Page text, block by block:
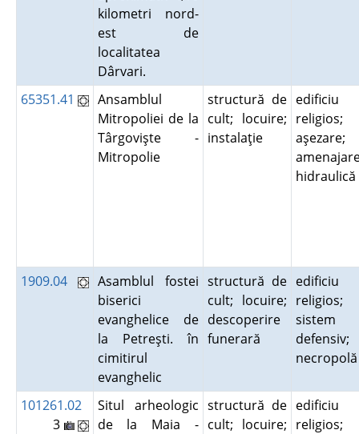
kilometri nord-
est de
localitatea
Dârvari.
65351.41
Ansamblul
Mitropoliei de la
Târgovişte -
Mitropolie
structură de
cult; locuire;
instalaţie
edificiu
religios;
aşezare;
1909.04
Asamblul fostei
biserici
evanghelice de
la Petreşti. în
cimitirul
evanghelic
structură de
cult; locuire;
descoperire
funerară
edificiu
religios;
sistem
defensiv;
101261.02
3
Situl arheologic
de la Maia -
structură de
cult; locuire;
edificiu
religios;